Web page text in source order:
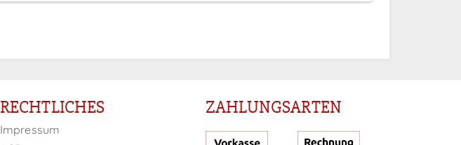
RECHTLICHES
Impressum
ZAHLUNGSARTEN